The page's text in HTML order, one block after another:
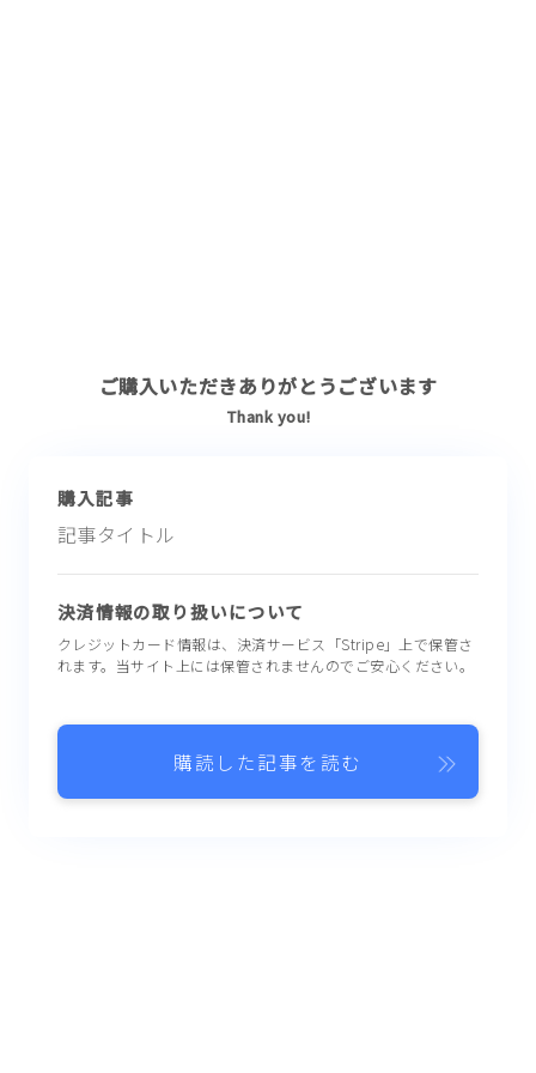
ご購入いただきありがとうございます
Thank you!
購入記事
記事タイトル
決済情報の取り扱いについて
クレジットカード情報は、決済サービス「Stripe」上で保管さ
れます。当サイト上には保管されませんのでご安心ください。
購読した記事を読む